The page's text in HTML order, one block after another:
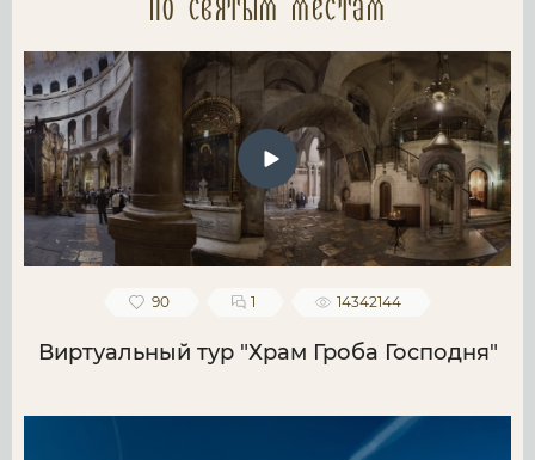
по святым местам
90 1 14342144
Виртуальный тур "Храм Гроба Господня"